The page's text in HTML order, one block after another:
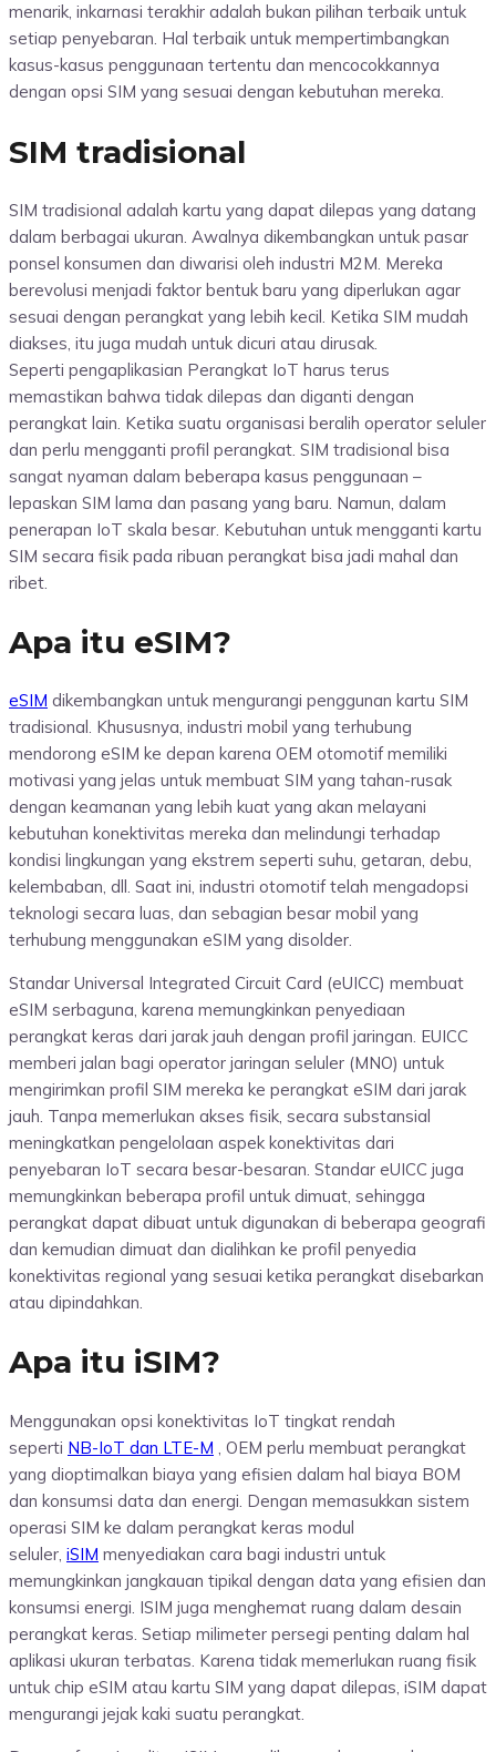
menarik, inkarnasi terakhir adalah bukan pilihan terbaik untuk
setiap penyebaran. Hal terbaik untuk mempertimbangkan
kasus-kasus penggunaan tertentu dan mencocokkannya
dengan opsi SIM yang sesuai dengan kebutuhan mereka.
SIM tradisional
SIM tradisional adalah kartu yang dapat dilepas yang datang
dalam berbagai ukuran. Awalnya dikembangkan untuk pasar
ponsel konsumen dan diwarisi oleh industri M2M. Mereka
berevolusi menjadi faktor bentuk baru yang diperlukan agar
sesuai dengan perangkat yang lebih kecil. Ketika SIM mudah
diakses, itu juga mudah untuk dicuri atau dirusak.
Seperti pengaplikasian Perangkat IoT harus terus
memastikan bahwa tidak dilepas dan diganti dengan
perangkat lain. Ketika suatu organisasi beralih operator seluler
dan perlu mengganti profil perangkat. SIM tradisional bisa
sangat nyaman dalam beberapa kasus penggunaan –
lepaskan SIM lama dan pasang yang baru. Namun, dalam
penerapan IoT skala besar. Kebutuhan untuk mengganti kartu
SIM secara fisik pada ribuan perangkat bisa jadi mahal dan
ribet.
Apa itu eSIM?
eSIM dikembangkan untuk mengurangi penggunan kartu SIM
tradisional. Khususnya, industri mobil yang terhubung
mendorong eSIM ke depan karena OEM otomotif memiliki
motivasi yang jelas untuk membuat SIM yang tahan-rusak
dengan keamanan yang lebih kuat yang akan melayani
kebutuhan konektivitas mereka dan melindungi terhadap
kondisi lingkungan yang ekstrem seperti suhu, getaran, debu,
kelembaban, dll. Saat ini, industri otomotif telah mengadopsi
teknologi secara luas, dan sebagian besar mobil yang
terhubung menggunakan eSIM yang disolder.
Standar Universal Integrated Circuit Card (eUICC) membuat
eSIM serbaguna, karena memungkinkan penyediaan
perangkat keras dari jarak jauh dengan profil jaringan. EUICC
memberi jalan bagi operator jaringan seluler (MNO) untuk
mengirimkan profil SIM mereka ke perangkat eSIM dari jarak
jauh. Tanpa memerlukan akses fisik, secara substansial
meningkatkan pengelolaan aspek konektivitas dari
penyebaran IoT secara besar-besaran. Standar eUICC juga
memungkinkan beberapa profil untuk dimuat, sehingga
perangkat dapat dibuat untuk digunakan di beberapa geografi
dan kemudian dimuat dan dialihkan ke profil penyedia
konektivitas regional yang sesuai ketika perangkat disebarkan
atau dipindahkan.
Apa itu iSIM?
Menggunakan opsi konektivitas IoT tingkat rendah
seperti NB-IoT dan LTE-M , OEM perlu membuat perangkat
yang dioptimalkan biaya yang efisien dalam hal biaya BOM
dan konsumsi data dan energi. Dengan memasukkan sistem
operasi SIM ke dalam perangkat keras modul
seluler, iSIM menyediakan cara bagi industri untuk
memungkinkan jangkauan tipikal dengan data yang efisien dan
konsumsi energi. ISIM juga menghemat ruang dalam desain
perangkat keras. Setiap milimeter persegi penting dalam hal
aplikasi ukuran terbatas. Karena tidak memerlukan ruang fisik
untuk chip eSIM atau kartu SIM yang dapat dilepas, iSIM dapat
mengurangi jejak kaki suatu perangkat.